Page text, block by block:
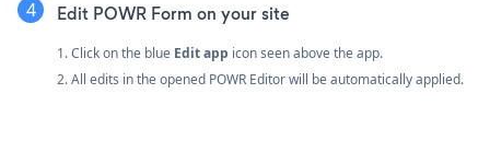
Edit POWR Form on your site
1. Click on the blue Edit app icon seen above the app.
2. All edits in the opened POWR Editor will be automatically applied.